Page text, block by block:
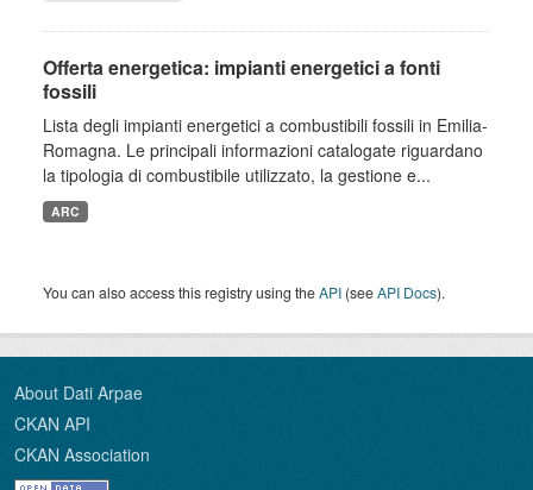
Offerta energetica: impianti energetici a fonti
fossili
Lista degli impianti energetici a combustibili fossili in Emilia-
Romagna. Le principali informazioni catalogate riguardano
la tipologia di combustibile utilizzato, la gestione e...
ARC
You can also access this registry using theAPI (seeAPI Docs).
About Dati Arpae
CKAN API
CKAN Association